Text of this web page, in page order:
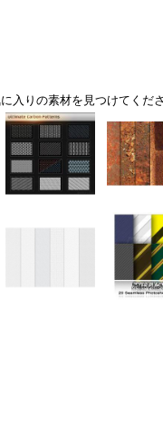
入りの素材を見つけてくだ